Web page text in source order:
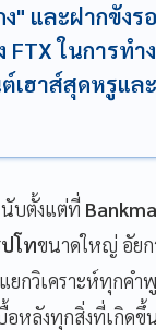
" และฝากขังร
FTX ในการท
เฮาส์สุดหรูแล
บตั้งแต่ที่
โทขนาดใหญ่ อัยก
ยกวิเคราะห์ทุกคำ
อหลังทุกสิ่งที่เกิดขึ้